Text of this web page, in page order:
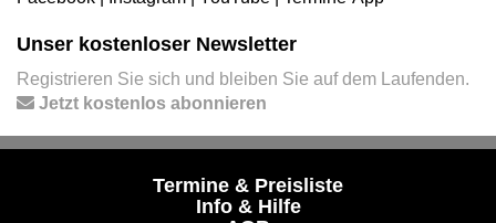
Unser kostenloser Newsletter
Registrieren Sie sich und bleiben Sie auf dem Laufenden.
Jetzt kostenlos abonnieren
Termine & Preisliste
Info & Hilfe